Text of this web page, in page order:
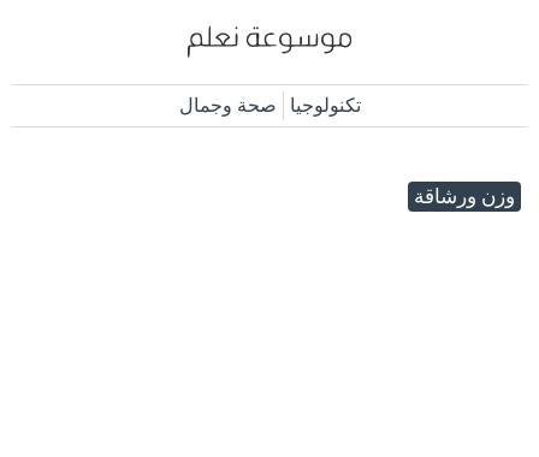
تكنولوجيا صحة وجمال
وزن ورشاقة